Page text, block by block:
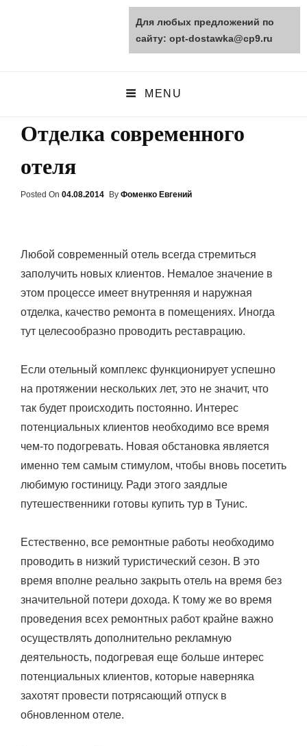
opt-dostawka.ru
MENU
Отделка современного
отеля
Posted On Posted
04.08.2014 By Фоменко Евгений
Любой современный отель всегда стремиться
заполучить новых клиентов. Немалое значение в
этом процессе имеет внутренняя и наружная
отделка, качество ремонта в помещениях. Иногда
тут целесообразно проводить реставрацию.
Если отельный комплекс функционирует успешно
на протяжении нескольких лет, это не значит, что
так будет происходить постоянно. Интерес
потенциальных клиентов необходимо все время
чем-то подогревать. Новая обстановка является
именно тем самым стимулом, чтобы вновь посетить
любимую гостиницу. Ради этого заядлые
путешественники готовы купить тур в Тунис.
Естественно, все ремонтные работы необходимо
проводить в низкий туристический сезон. В это
время вполне реально закрыть отель на время без
значительной потери дохода. К тому же во время
проведения всех ремонтных работ крайне важно
осуществлять дополнительно рекламную
деятельность, подогревая еще больше интерес
потенциальных клиентов, которые наверняка
захотят провести потрясающий отпуск в
обновленном отеле.
Для любых предложений по
сайту: opt-dostawka@cp9.ru